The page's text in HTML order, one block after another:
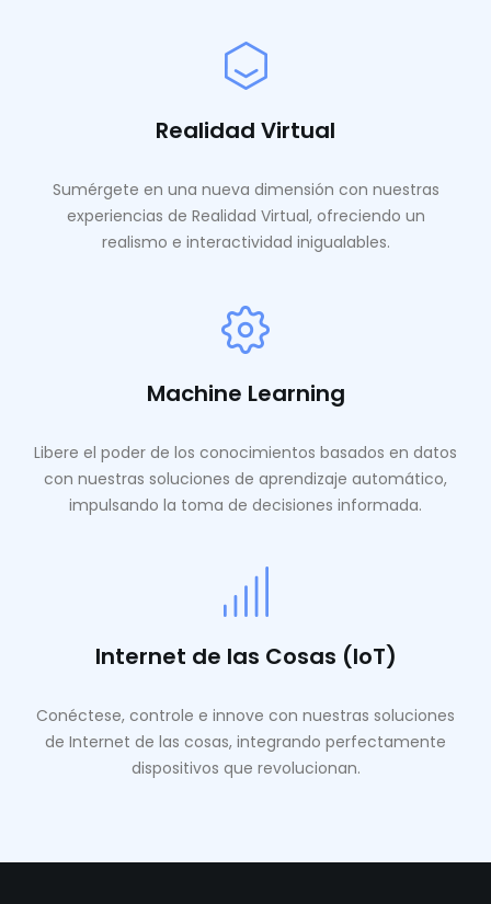
Realidad Virtual
Sumérgete en una nueva dimensión con nuestras
experiencias de Realidad Virtual, ofreciendo un
realismo e interactividad inigualables.
Machine Learning
Libere el poder de los conocimientos basados ​​en datos
con nuestras soluciones de aprendizaje automático,
impulsando la toma de decisiones informada.
Internet de las Cosas (IoT)
Conéctese, controle e innove con nuestras soluciones
de Internet de las cosas, integrando perfectamente
dispositivos que revolucionan.